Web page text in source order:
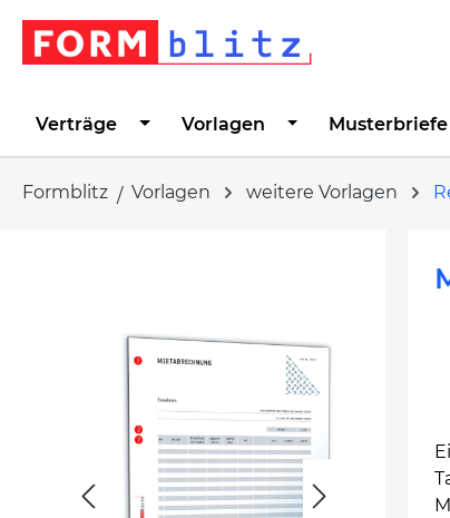
Zur Hauptnavigation springen
Verträge Vorlagen Musterbriefe
Formblitz Vorlagen weitere Vorlagen